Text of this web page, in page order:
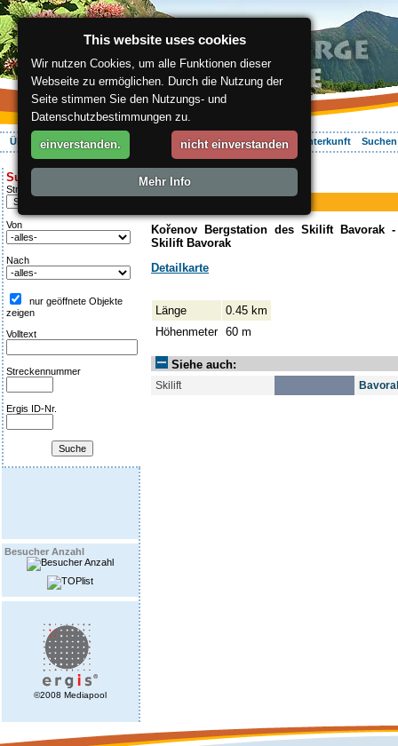
Über die Region Aktiv Erleben Entspannung Ihr Urlaub Unterkunft
Suche:
Streckentipp
Von
Nach
nur geöffnete Objekte
zeigen
Volltext
Streckennummer
Ergis ID-Nr.
Besucher Anzahl
©2008 Mediapool
ergis.cz>Aktiv Erleben> Bavorak
Piste
Bavorak
Kořenov Bergstation des Skilift Bavorak
Skilift Bavorak
Detailkarte
Länge
0.45 km
Höhenmeter 60 m
Siehe auch:
Skilift
This website uses cookies
Wir nutzen Cookies, um alle Funktionen dieser
Webseite zu ermöglichen. Durch die Nutzung der
Seite stimmen Sie den Nutzungs- und
Datenschutzbestimmungen zu.
einverstanden. nicht einverstanden
Mehr Info